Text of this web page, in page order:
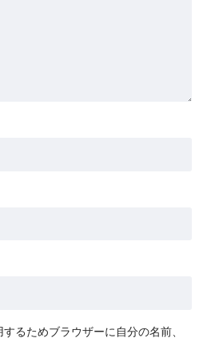
るためブラウザーに自分の名前、